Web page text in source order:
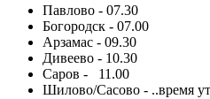
Павлово - 07.30
Богородск - 07.00
Арзамас - 09.30
Дивеево - 10.30
Саров - 11.00
Шилово/Сасово - ..время